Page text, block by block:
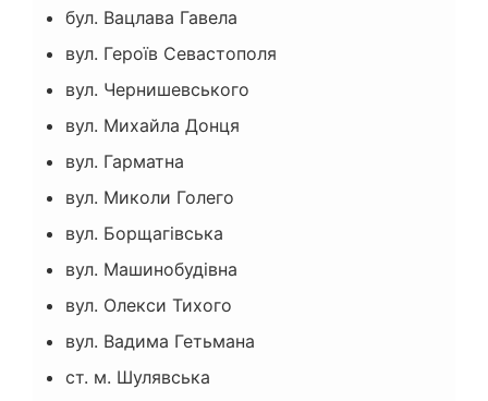
бул. Вацлава Гавела
вул. Героїв Севастополя
вул. Чернишевського
вул. Михайла Донця
вул. Гарматна
вул. Миколи Голего
вул. Борщагівська
вул. Машинобудівна
вул. Олекси Тихого
вул. Вадима Гетьмана
ст. м. Шулявська